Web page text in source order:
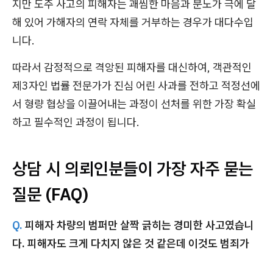
지만 도주 사고의 피해자는 괘씸한 마음과 분노가 극에 달
해 있어 가해자의 연락 자체를 거부하는 경우가 대다수입
니다.
따라서 감정적으로 격앙된 피해자를 대신하여, 객관적인
제3자인 법률 전문가가 진심 어린 사과를 전하고 적정선에
서 형량 협상을 이끌어내는 과정이 선처를 위한 가장 확실
하고 필수적인 과정이 됩니다.
상담 시 의뢰인분들이 가장 자주 묻는
질문 (FAQ)
Q. 피해자 차량의 범퍼만 살짝 긁히는 경미한 사고였습니
다. 피해자도 크게 다치지 않은 것 같은데 이것도 범죄가